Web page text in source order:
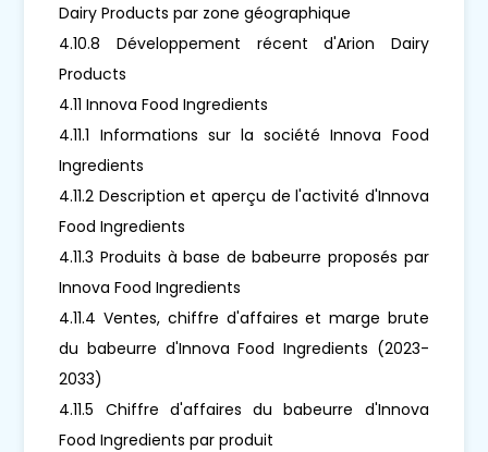
Dairy Products par zone géographique
4.10.8 Développement récent d'Arion Dairy
Products
4.11 Innova Food Ingredients
4.11.1 Informations sur la société Innova Food
Ingredients
4.11.2 Description et aperçu de l'activité d'Innova
Food Ingredients
4.11.3 Produits à base de babeurre proposés par
Innova Food Ingredients
4.11.4 Ventes, chiffre d'affaires et marge brute
du babeurre d'Innova Food Ingredients (2023-
2033)
4.11.5 Chiffre d'affaires du babeurre d'Innova
Food Ingredients par produit